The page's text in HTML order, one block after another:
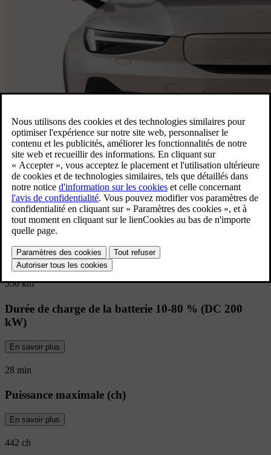
Vue d’ensemble de la EC40
L’autonomie et la recharge rapide dont
vous avez besoin dans un ensemble
audacieux. Ne vous contentez pas
d’arriver. Faites une entrée.
Autonomie électrique (combinée)
En savoir plus
550 km
Durée de charge de la batterie 10-80 % (DC 200
kW)
En savoir plus
28 min
Puissance maximale (ch)
En savoir plus
442 ch